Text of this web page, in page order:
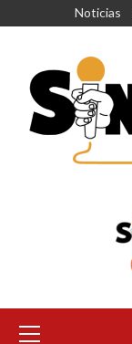
Noticias
principal